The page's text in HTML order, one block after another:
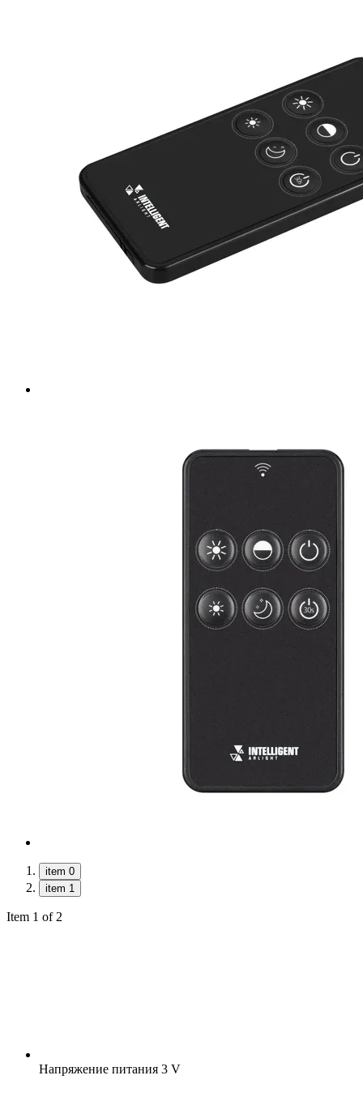
item 0
item 1
Item 1 of 2
Напряжение питания 3 V